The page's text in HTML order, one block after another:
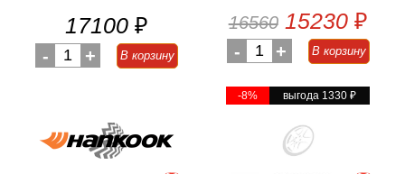
17100 ₽
- 1 + В корзину
16560 15230 ₽
- 1 + В корзину
-8% выгода 1330 ₽